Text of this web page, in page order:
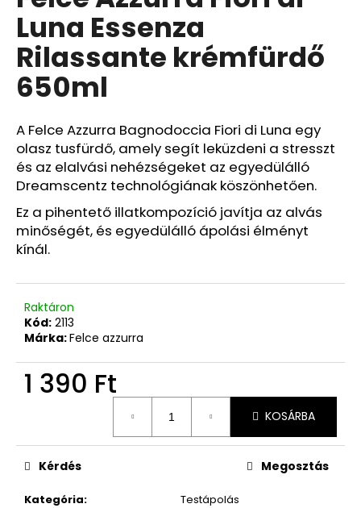
5-
ből
0,0
csillag.
Luna Essenza
Rilassante krémfürdő
650ml
A Felce Azzurra Bagnodoccia Fiori di Luna egy
olasz tusfürdő, amely segít leküzdeni a stresszt
és az elalvási nehézségeket az egyedülálló
Dreamscentz technológiának köszönhetően.
Ez a pihentető illatkompozíció javítja az alvás
minőségét, és egyedülálló ápolási élményt
kínál.
Raktáron
Kód: 2113
Márka:Felce azzurra
1 390 Ft
KOSÁRBA
Kategória:
Testápolás
Kérdés Megosztás